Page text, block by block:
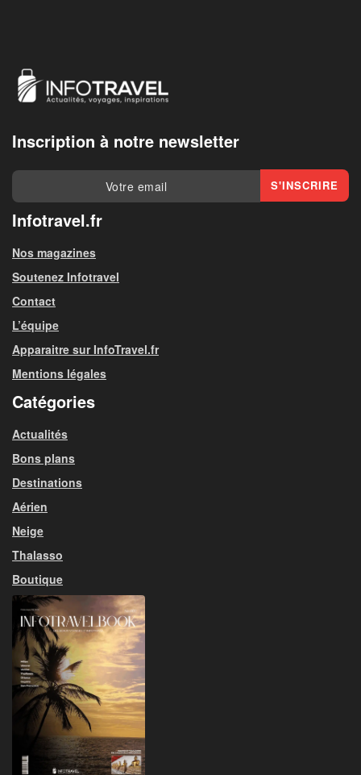
Inscription à notre newsletter
Infotravel.fr
Nos magazines
Soutenez Infotravel
Contact
L’équipe
Apparaitre sur InfoTravel.fr
Mentions légales
Catégories
Actualités
Bons plans
Destinations
Aérien
Neige
Thalasso
Boutique